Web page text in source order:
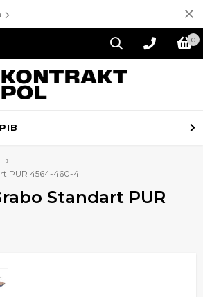
0
PUR 4564-460-4
Standart PUR